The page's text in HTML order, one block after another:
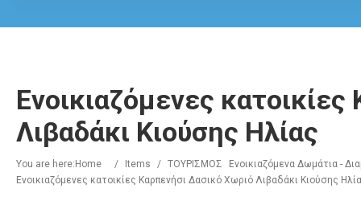
Ενοικιαζόμενες
Λιβαδάκι Κιούσης Ηλίας
You are here: Home / Items / ΤΟΥΡΙΣΜΟΣ
Ενοικιαζόμενα Δωμάτια -
Ενοικιαζόμενες κατοικίες Καρπενήσι Δασικό Χωριό Λιβαδάκι Κιούσης